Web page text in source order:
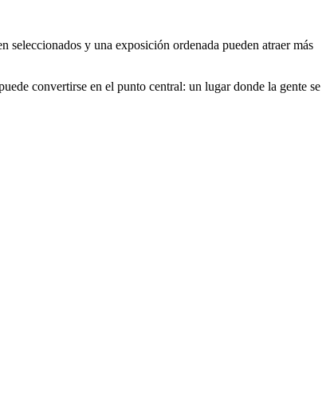
y una exposición ordenada pueden atraer más
convertirse en el punto central: un lugar donde la gente se